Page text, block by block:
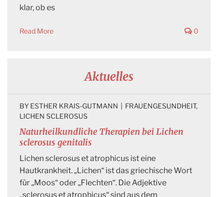
klar, ob es
Read More 0
Aktuelles
Naturheilkundliche Therapien bei Lichen
sclerosus genitalis
BY ESTHER KRAIS-GUTMANN FRAUENGESUNDHEIT
LICHEN SCLEROSUS
Lichen sclerosus et atrophicus ist eine
Hautkrankheit. „Lichen“ ist das griechische Wort
für „Moos“ oder „Flechten“. Die Adjektive
„sclerosus et atrophicus“ sind aus dem